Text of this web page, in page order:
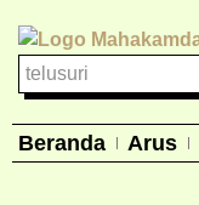
Beranda Arus